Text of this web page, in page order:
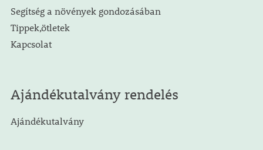
Segítség a növények gondozásában
Tippek,ötletek
Kapcsolat
Ajándékutalvány rendelés
Ajándékutalvány